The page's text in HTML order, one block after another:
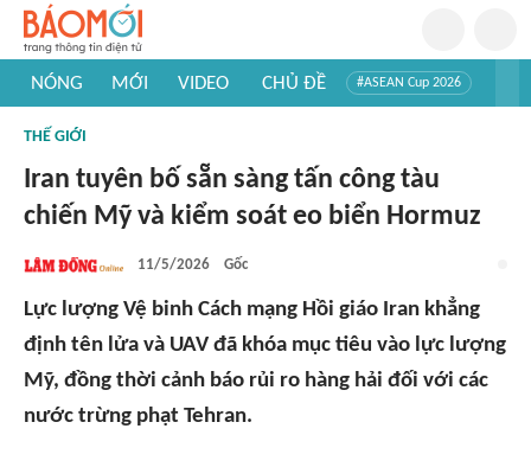
NÓNG MỚI VIDEO CHỦ ĐỀ #ASEAN Cup 2026
#Khám phá thế giới
THẾ GIỚI
Iran tuyên bố sẵn sàng tấn công tàu
chiến Mỹ và kiểm soát eo biển Hormuz
11/5/2026 Gốc
Lực lượng Vệ binh Cách mạng Hồi giáo Iran khẳng
định tên lửa và UAV đã khóa mục tiêu vào lực lượng
Mỹ, đồng thời cảnh báo rủi ro hàng hải đối với các
nước trừng phạt Tehran.